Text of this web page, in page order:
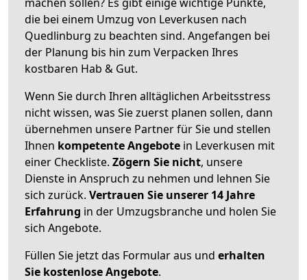
die bei einem Umzug von Leverkusen nach
Quedlinburg zu beachten sind. Angefangen bei
der Planung bis hin zum Verpacken Ihres
kostbaren Hab & Gut.
Wenn Sie durch Ihren alltäglichen Arbeitsstress
nicht wissen, was Sie zuerst planen sollen, dann
übernehmen unsere Partner für Sie und stellen
Ihnen kompetente Angebote in Leverkusen mit
einer Checkliste. Zögern Sie nicht, unsere
Dienste in Anspruch zu nehmen und lehnen Sie
sich zurück. Vertrauen Sie unserer 14 Jahre
Erfahrung in der Umzugsbranche und holen Sie
sich Angebote.
Füllen Sie jetzt das Formular aus und erhalten
Sie kostenlose Angebote.